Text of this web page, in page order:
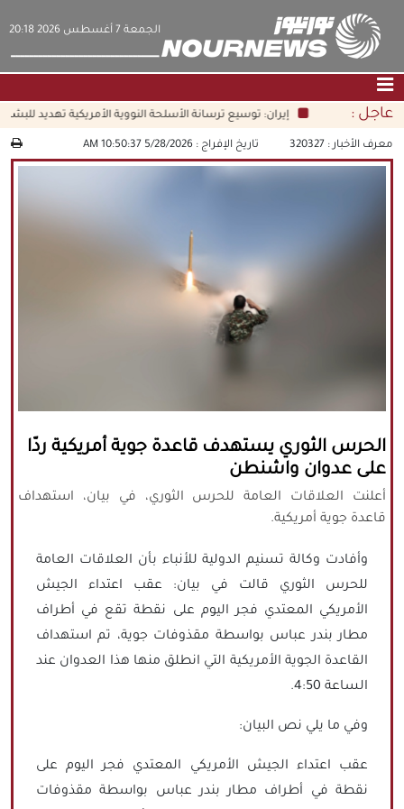
‫‫الجمعة‬‬ 7 أغسطس 2026 20:18
الصفحة الرئيسية |التواصل معنا|من نحن
English
|العربيه
русский|
كافة الحقوق محفوظة لموقع نورنيوز
يُرجى ذكر المصدر عند نقل أي موضوع عن
موقعنا
عاجل : إيران: توسيع ترسانة الأسلحة النووية الأمريكية تهديد للبشرية
معرف الأخبار : 320327 تاريخ الإفراج :5/28/2026 10:50:37 AM
الحرس الثوري يستهدف قاعدة جوية أمريكية ردّا
على عدوان واشنطن
أعلنت العلاقات العامة للحرس الثوري، في بيان، استهداف
قاعدة جوية أمريكية.
وأفادت وكالة تسنيم الدولية للأنباء بأن العلاقات العامة
للحرس الثوري قالت في بيان: عقب اعتداء الجيش
الأمريكي المعتدي فجر اليوم على نقطة تقع في أطراف
مطار بندر عباس بواسطة مقذوفات جوية، تم استهداف
القاعدة الجوية الأمريكية التي انطلق منها هذا العدوان عند
الساعة 4:50.
وفي ما يلي نص البيان:
عقب اعتداء الجيش الأمريكي المعتدي فجر اليوم على
نقطة في أطراف مطار بندر عباس بواسطة مقذوفات